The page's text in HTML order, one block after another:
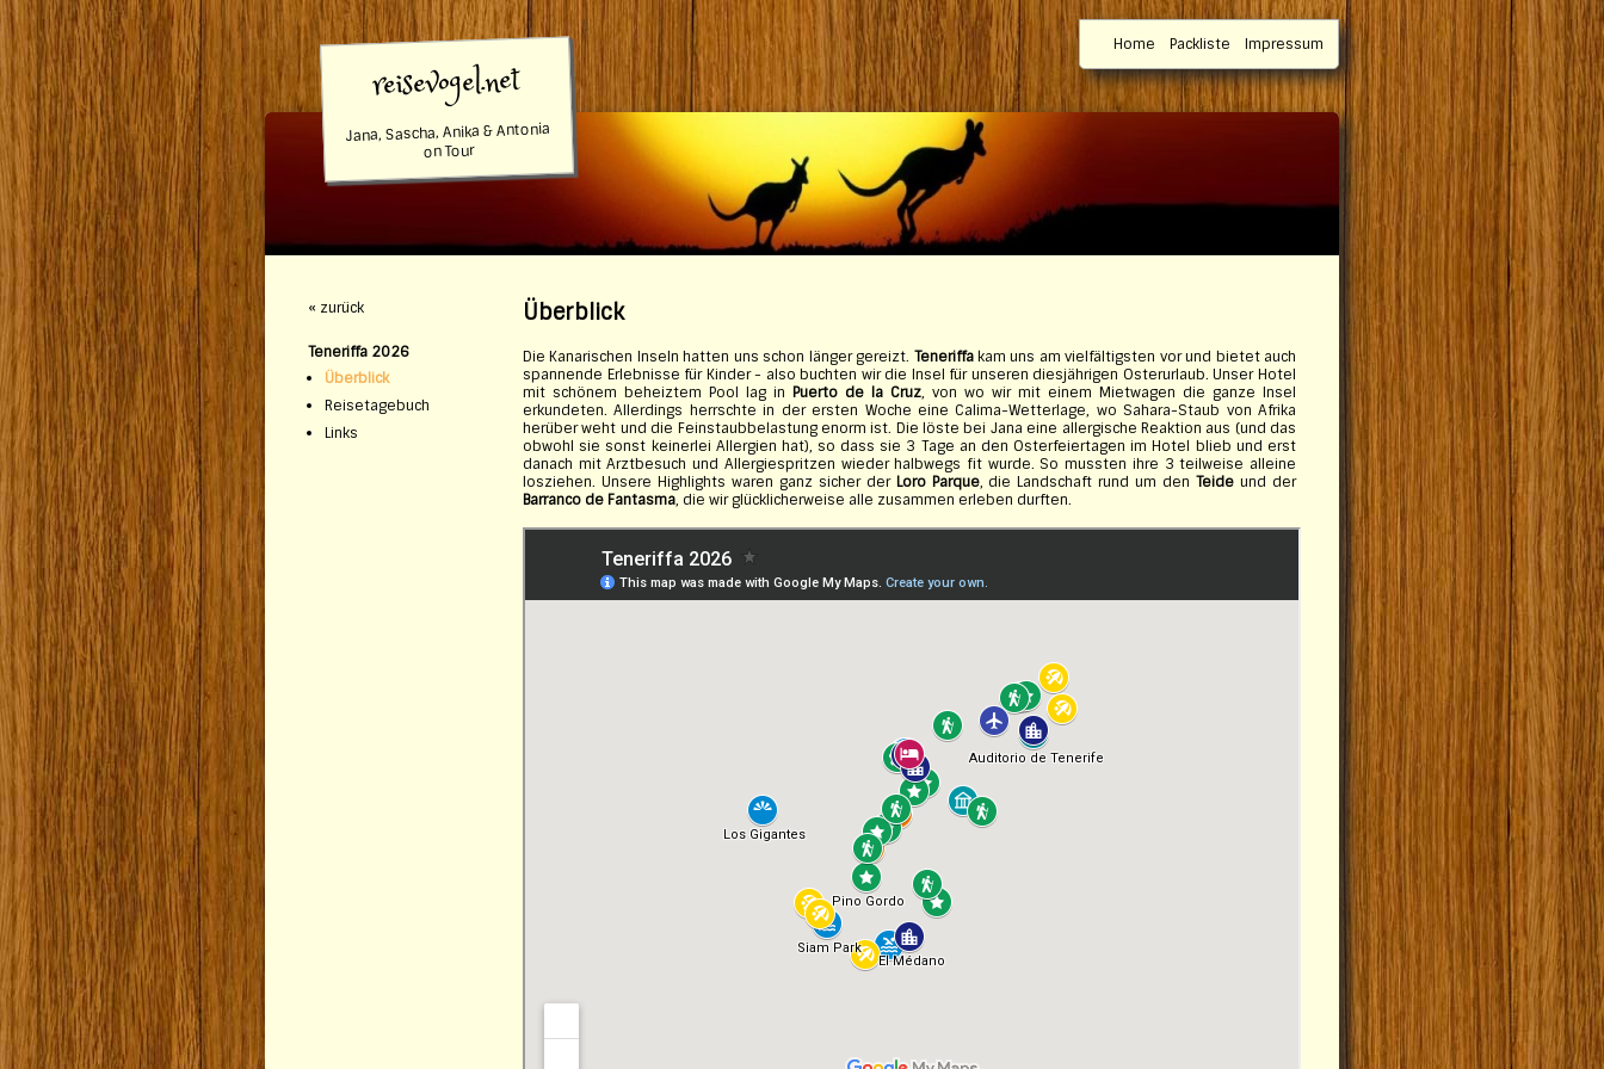
Home Packliste Impressum
reisevogel.net
Jana, Sascha, Anika & Antonia
on Tour
« zurück
Teneriffa 2026
Überblick
Reisetagebuch
Links
Überblick
Die Kanarischen Inseln hatten uns schon länger gereizt. Teneriffakam uns am vielfältigsten vor und bietet auch
spannende Erlebnisse für Kinder - also buchten wir die Insel für unseren diesjährigen Osterurlaub. Unser Hotel
mit schönem beheiztem Pool lag in Puerto de la Cruz, von wo wir mit einem Mietwagen die ganze Insel
erkundeten. Allerdings herrschte in der ersten Woche eine Calima-Wetterlage, wo Sahara-Staub von Afrika
herüber weht und die Feinstaubbelastung enorm ist. Die löste bei Jana eine allergische Reaktion aus (und das
obwohl sie sonst keinerlei Allergien hat), so dass sie 3 Tage an den Osterfeiertagen im Hotel blieb und erst
danach mit Arztbesuch und Allergiespritzen wieder halbwegs fit wurde. So mussten ihre 3 teilweise alleine
losziehen. Unsere Highlights waren ganz sicher der Loro Parque, die Landschaft rund um denTeide und der
Barranco de Fantasma, die wir glücklicherweise alle zusammen erleben durften.